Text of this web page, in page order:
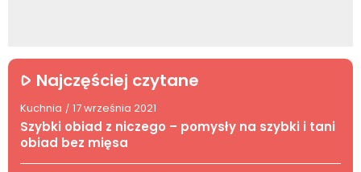
Najczęściej czytane
Kuchnia / 17 września 2021
Szybki obiad z niczego – pomysły na szybki i tani
obiad bez mięsa